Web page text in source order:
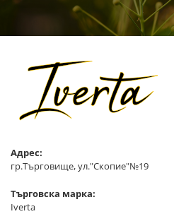
Адрес:
гр.Търговище, ул."Скопие"№19
Търговска марка:
Iverta